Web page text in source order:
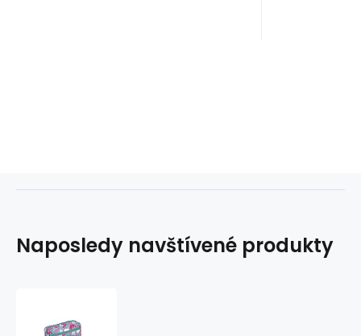
Naposledy navštívené produkty